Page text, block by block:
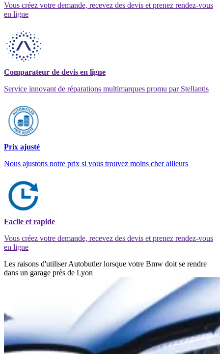
Vous créez votre demande, recevez des devis et prenez rendez-vous
en ligne
Comparateur de devis en ligne
Service innovant de réparations multimarques promu par Stellantis
Prix ajusté
Nous ajustons notre prix si vous trouvez moins cher ailleurs
Facile et rapide
Vous créez votre demande, recevez des devis et prenez rendez-vous
en ligne
Les raisons d'utiliser Autobutler lorsque votre Bmw doit se rendre
dans un garage près de Lyon